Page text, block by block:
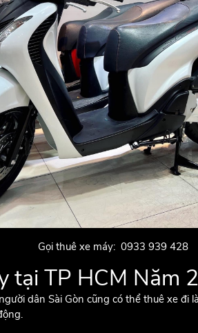
Gọi thuê xe máy: 0933 939 428
tại TP HCM Năm
dân Sài Gòn cũng có thể thuê xe